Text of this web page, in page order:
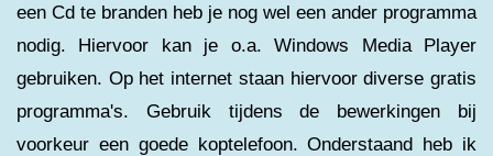
een Cd te branden heb je nog wel een ander programma
nodig. Hiervoor kan je o.a. Windows Media Player
gebruiken. Op het internet staan hiervoor diverse gratis
programma's. Gebruik tijdens de bewerkingen bij
voorkeur een goede koptelefoon. Onderstaand heb ik